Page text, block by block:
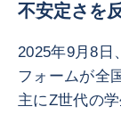
不安定さを
2025年9月8日
フォームが全
主にZ世代の